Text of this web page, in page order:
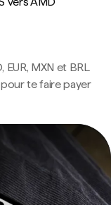
MXN et BRL
te faire payer